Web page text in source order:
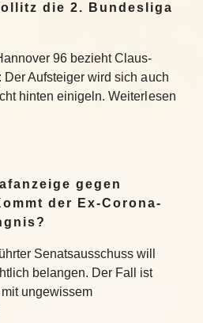
die 2. Bundesliga
96 bezieht Claus-
Aufsteiger wird sich auch
hinten einigeln. Weiterlesen
gegen
der Ex-Corona-
Senatsausschuss will
belangen. Der Fall ist
ungewissem